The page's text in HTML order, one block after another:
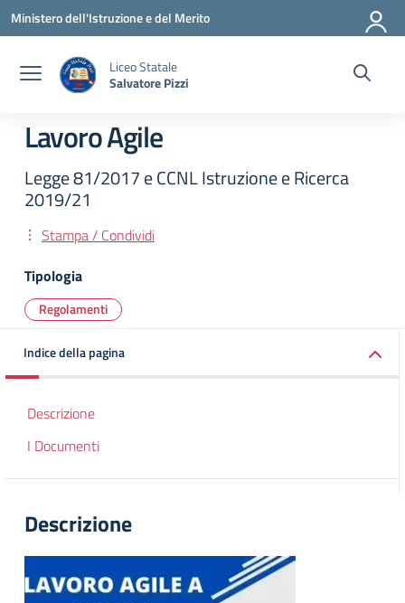
Vai ai contenuti
Vai al menu di navigazione
Vai al footer
Ministero dell'Istruzione e del Merito
Liceo Statale
Salvatore Pizzi
Lavoro Agile
Legge 81/2017 e CCNL Istruzione e Ricerca
2019/21
Stampa / Condividi
Tipologia
Regolamenti
Indice della pagina
Descrizione
I Documenti
Descrizione